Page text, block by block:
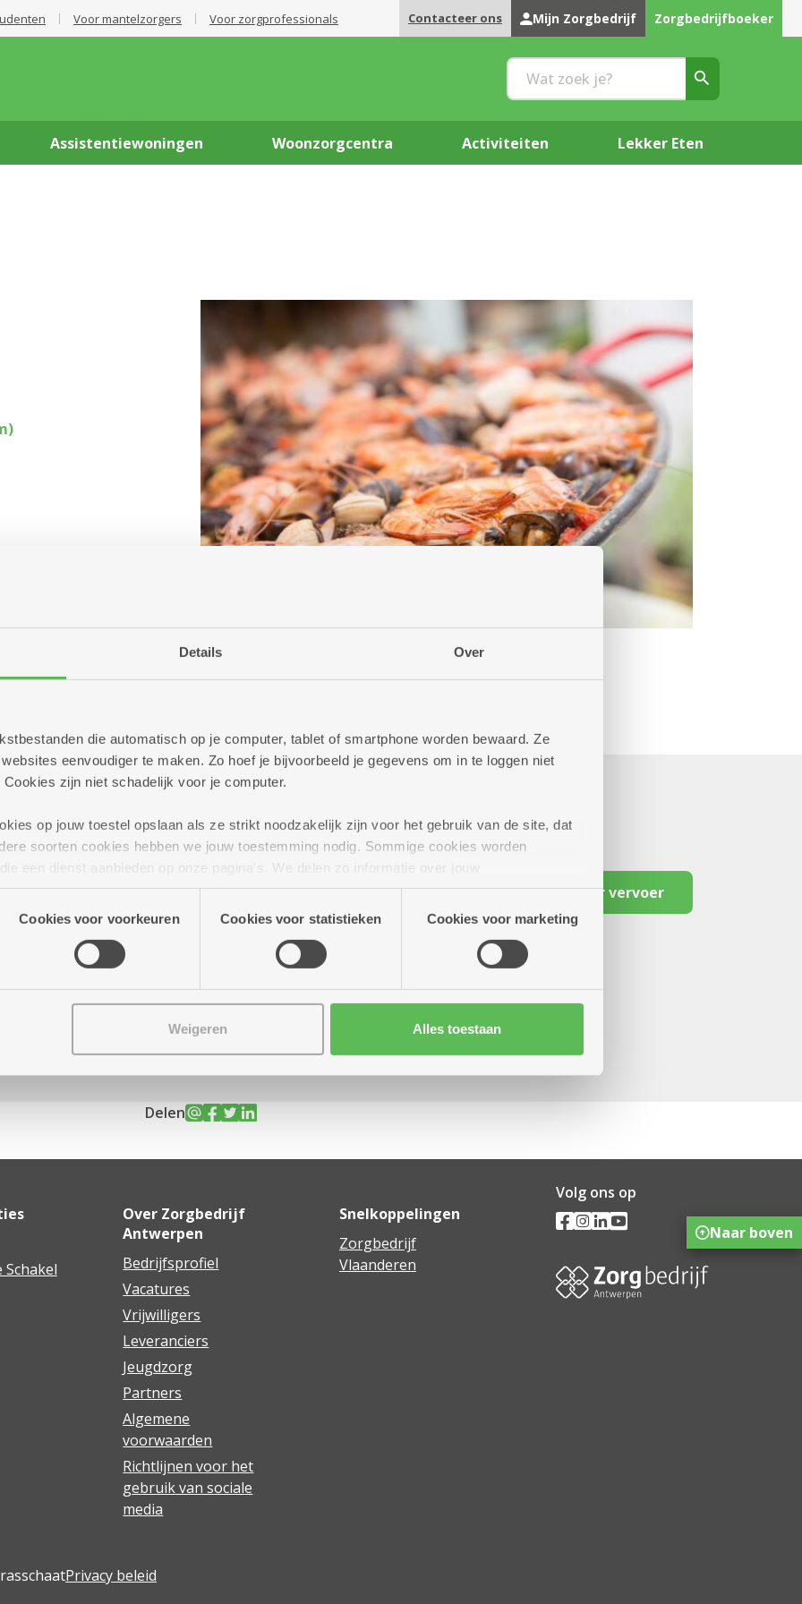
Details Over
die automatisch op je computer, tablet of smartphone worden bewaard. Ze
eenvoudiger te maken. Zo hoef je bijvoorbeeld je gegevens om in te loggen niet
zijn niet schadelijk voor je computer.
op jouw toestel opslaan als ze strikt noodzakelijk zijn voor het gebruik van de site, dat
soorten cookies hebben we jouw toestemming nodig. Sommige cookies worden
een dienst aanbieden op onze pagina's. We delen zo informatie over jouw
onze site voor social media, advertenties en analyse. Deze partners kunnen deze gegevens
die je aan hen verstrekte.
Cookies voor voorkeuren Cookies voor statistieken Cookies voor marketing
Weigeren Alles toestaan
Voor mantelzorgers Voor zorgprofessionals Contacteer ons Mijn Zorgbedrijf Zorgbedrijfboeker
Assistentiewoningen Woonzorgcentra Activiteiten Lekker Eten
21.00 uur Reserveer vervoer
Delen
Schakel
Over Zorgbedrijf
Antwerpen
Bedrijfsprofiel
Vacatures
Vrijwilligers
Leveranciers
Jeugdzorg
Partners
Algemene
voorwaarden
Richtlijnen voor het
gebruik van sociale
media
Snelkoppelingen
Zorgbedrijf
Vlaanderen
Volg ons op
Privacy beleid
Naar boven